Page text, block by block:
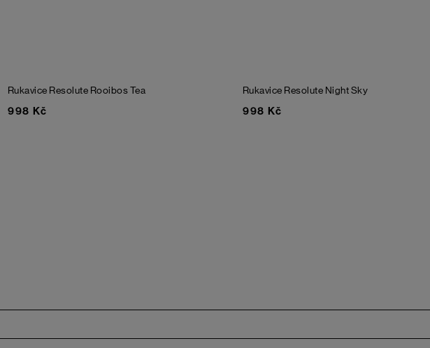
Rukavice Resolute Rooibos Tea
998 Kč
Rukavice Resolute Night Sky
998 Kč